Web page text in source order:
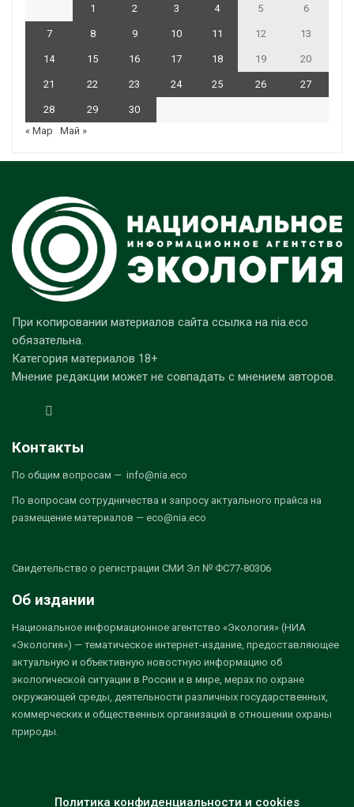
1 2 3 4 5 6
7 8 9 10 11 12 13
14 15 16 17 18 19 20
21 22 23 24 25 26 27
28 29
30
« Мар
Май »
При копировании материалов сайта ссылка на nia.eco
обязательна.
Категория материалов 18+
Мнение редакции может не совпадать с мнением авторов.
Контакты
По общим вопросам — info@nia.eco
По вопросам сотрудничества и запросу актуального прайса на
размещение материалов — eco@nia.eco
Свидетельство о регистрации СМИ Эл № ФС77-80306
Об издании
Национальное информационное агентство «Экология» (НИА
«Экология») — тематическое интернет-издание, предоставляющее
актуальную и объективную новостную информацию об
экологической ситуации в России и в мире, мерах по охране
окружающей среды, деятельности различных государственных,
коммерческих и общественных организаций в отношении охраны
природы.
Политика конфиденциальности и cookies